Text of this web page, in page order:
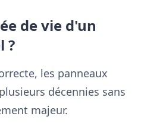
de vie d'un
?
les panneaux
décennies sans
majeur.